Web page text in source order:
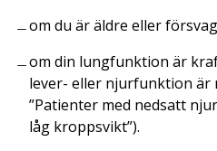
om du är äldre eller
om din lungfunktion är
lever- eller njurfunktion är
”Patienter med nedsatt
låg kroppsvikt”).